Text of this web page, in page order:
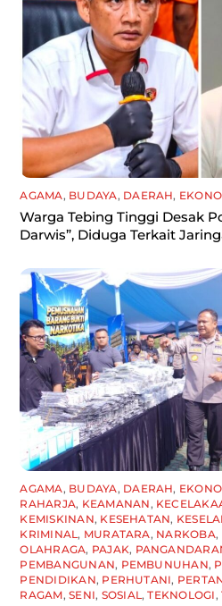
AGAMA, BUDAYA, DAERAH,
Warga Tebing Tinggi Desak
Darwis”, Diduga Terkait
AGAMA, BUDAYA, DAERAH,
RAHARJA, KEAMANAN ,
KEMISKINAN, KESEHATAN,
KRIMINAL , MURATARA, NARKOBA,
OLAHRAGA, PAJAK,
PEMBANGUNAN, PEMBUNUHAN,
PENDIDIKAN, PERHUTANI,
RAGAM,SENI, SOSIAL ,TEKNOLOGI ,